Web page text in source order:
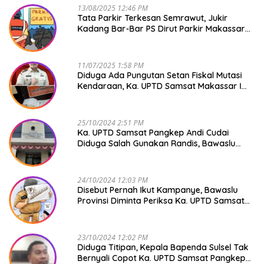
13/08/2025 12:46 PM
Tata Parkir Terkesan Semrawut, Jukir
Kadang Bar-Bar PS Dirut Parkir Makassar
11/07/2025 1:58 PM
Diduga Ada Pungutan Setan Fiskal Mutasi
Kendaraan, Ka. UPTD Samsat Makassar I
25/10/2024 2:51 PM
Ka. UPTD Samsat Pangkep Andi Cudai
Diduga Salah Gunakan Randis, Bawaslu
24/10/2024 12:03 PM
Disebut Pernah Ikut Kampanye, Bawaslu
Provinsi Diminta Periksa Ka. UPTD Samsat
23/10/2024 12:02 PM
Diduga Titipan, Kepala Bapenda Sulsel Tak
Bernyali Copot Ka. UPTD Samsat Pangkep